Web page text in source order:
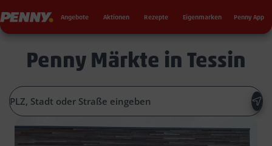
Penny Angebote Aktionen Rezepte Eigenmarken Penny App
Penny Märkte in Tessin